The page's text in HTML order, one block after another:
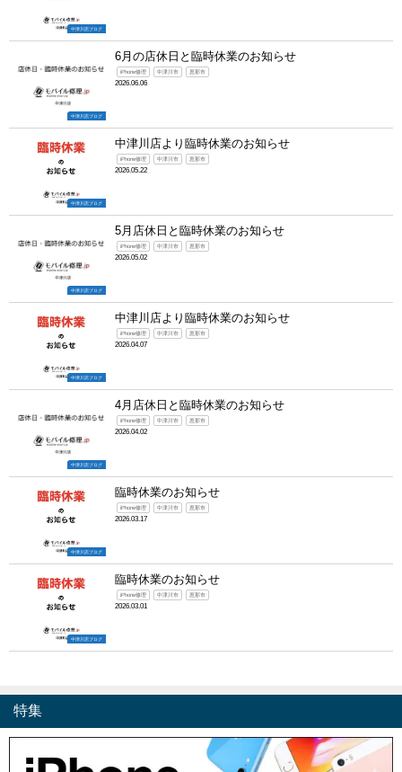
中津川店ブログ
中津川店ブログ
6月の店休日と臨時休業のお知らせ
iPhone修理 中津川市 恵那市
2026.06.06
中津川店ブログ
中津川店より臨時休業のお知らせ
iPhone修理 中津川市 恵那市
2026.05.22
中津川店ブログ
5月店休日と臨時休業のお知らせ
iPhone修理 中津川市 恵那市
2026.05.02
中津川店ブログ
中津川店より臨時休業のお知らせ
iPhone修理 中津川市 恵那市
2026.04.07
中津川店ブログ
4月店休日と臨時休業のお知らせ
iPhone修理 中津川市 恵那市
2026.04.02
中津川店ブログ
臨時休業のお知らせ
iPhone修理 中津川市 恵那市
2026.03.17
中津川店ブログ
臨時休業のお知らせ
iPhone修理 中津川市 恵那市
2026.03.01
特集